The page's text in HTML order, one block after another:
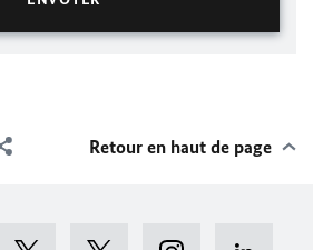
Retour en haut de page